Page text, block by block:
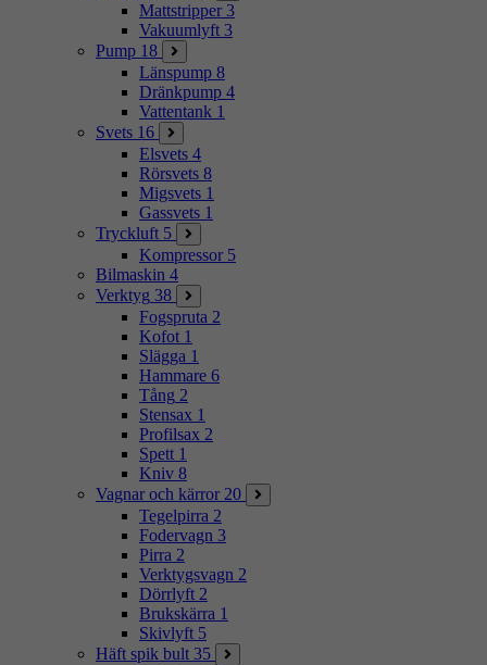
Mattstripper 3
Vakuumlyft 3
Pump 18
Länspump 8
Dränkpump 4
Vattentank 1
Svets 16
Elsvets 4
Rörsvets 8
Migsvets 1
Gassvets 1
Tryckluft 5
Kompressor 5
Bilmaskin 4
Verktyg 38
Fogspruta 2
Kofot 1
Slägga 1
Hammare 6
Tång 2
Stensax 1
Profilsax 2
Spett 1
Kniv 8
Vagnar och kärror 20
Tegelpirra 2
Fodervagn 3
Pirra 2
Verktygsvagn 2
Dörrlyft 2
Brukskärra 1
Skivlyft 5
Häft spik bult 35